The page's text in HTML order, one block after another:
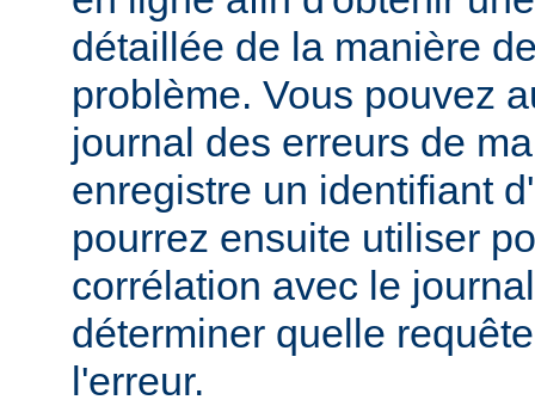
détaillée de la manière
problème. Vous pouvez
journal des erreurs de
enregistre un identifiant
pourrez ensuite utiliser
corrélation avec le
déterminer quelle
l'erreur.